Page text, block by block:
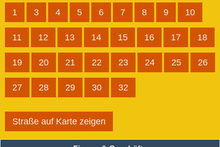
1 3 4 5 6 7 8 9 10
11 12 13 14 15 16 17 18
19 20 21 22 23 24 25 26
27 28 29 30 32
Straße auf Karte zeigen